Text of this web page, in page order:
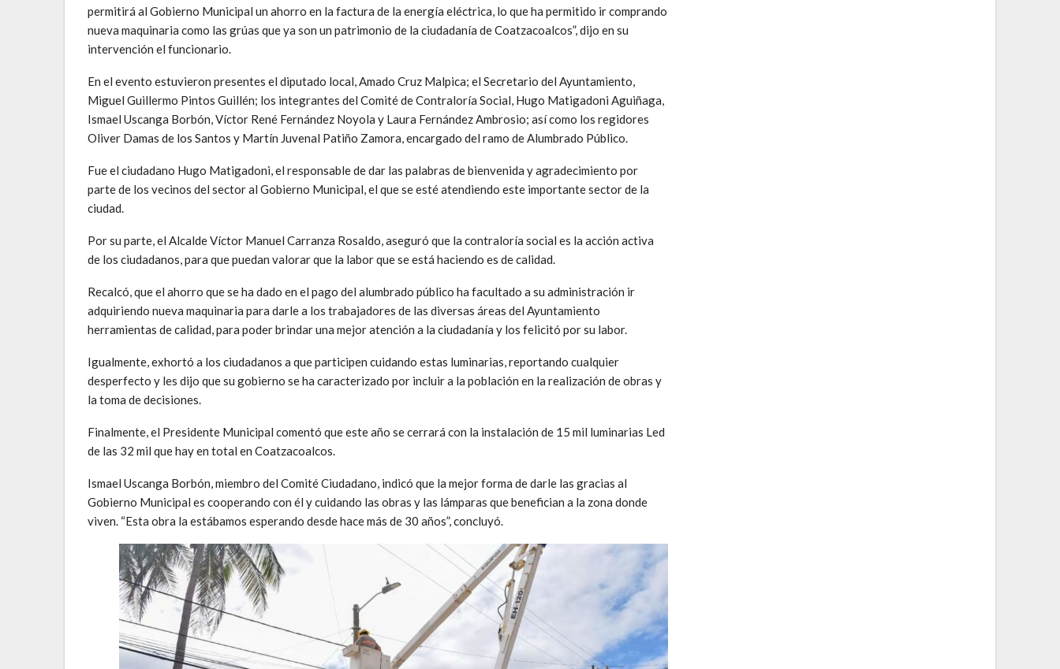
permitirá al Gobierno Municipal un ahorro en la factura de la energía eléctrica, lo que ha permitido ir comprando
nueva maquinaria como las grúas que ya son un patrimonio de la ciudadanía de Coatzacoalcos”, dijo en su
intervención el funcionario.
En el evento estuvieron presentes el diputado local, Amado Cruz Malpica; el Secretario del Ayuntamiento,
Miguel Guillermo Pintos Guillén; los integrantes del Comité de Contraloría Social, Hugo Matigadoni Aguiñaga,
Ismael Uscanga Borbón, Víctor René Fernández Noyola y Laura Fernández Ambrosio; así como los regidores
Oliver Damas de los Santos y Martín Juvenal Patiño Zamora, encargado del ramo de Alumbrado Público.
Fue el ciudadano Hugo Matigadoni, el responsable de dar las palabras de bienvenida y agradecimiento por
parte de los vecinos del sector al Gobierno Municipal, el que se esté atendiendo este importante sector de la
ciudad.
Por su parte, el Alcalde Víctor Manuel Carranza Rosaldo, aseguró que la contraloría social es la acción activa
de los ciudadanos, para que puedan valorar que la labor que se está haciendo es de calidad.
Recalcó, que el ahorro que se ha dado en el pago del alumbrado público ha facultado a su administración ir
adquiriendo nueva maquinaria para darle a los trabajadores de las diversas áreas del Ayuntamiento
herramientas de calidad, para poder brindar una mejor atención a la ciudadanía y los felicitó por su labor.
Igualmente, exhortó a los ciudadanos a que participen cuidando estas luminarias, reportando cualquier
desperfecto y les dijo que su gobierno se ha caracterizado por incluir a la población en la realización de obras y
la toma de decisiones.
Finalmente, el Presidente Municipal comentó que este año se cerrará con la instalación de 15 mil luminarias Led
de las 32 mil que hay en total en Coatzacoalcos.
Ismael Uscanga Borbón, miembro del Comité Ciudadano, indicó que la mejor forma de darle las gracias al
Gobierno Municipal es cooperando con él y cuidando las obras y las lámparas que benefician a la zona donde
viven. “Esta obra la estábamos esperando desde hace más de 30 años”, concluyó.